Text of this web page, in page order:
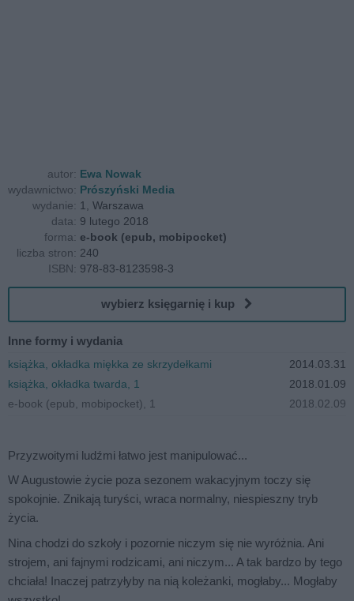
autor: Ewa Nowak
wydawnictwo: Prószyński Media
wydanie: 1, Warszawa
data: 9 lutego 2018
forma: e-book (epub, mobipocket)
liczba stron: 240
ISBN: 978-83-8123598-3
wybierz księgarnię i kup
Inne formy i wydania
książka, okładka miękka ze skrzydełkami
2014.03.31
książka, okładka twarda, 1
2018.01.09
e-book (epub, mobipocket), 1
2018.02.09
Przyzwoitymi ludźmi łatwo jest manipulować...
W Augustowie życie poza sezonem wakacyjnym toczy się
spokojnie. Znikają turyści, wraca normalny, niespieszny tryb
życia.
Nina chodzi do szkoły i pozornie niczym się nie wyróżnia. Ani
strojem, ani fajnymi rodzicami, ani niczym... A tak bardzo by tego
chciała! Inaczej patrzyłyby na nią koleżanki, mogłaby... Mogłaby